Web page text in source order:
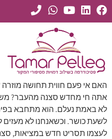
האם אי פעם חווית תחושה מוזרה
אתה חי מחדש סצנה מהעבר? משהו
לא באמת נעלם. הוא מתחבא
לשעת כושר. וכשאנחנו לא מעזים
לעצמו תסריט חדש במציאות,